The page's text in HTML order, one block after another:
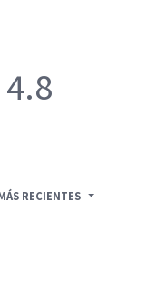
4.8
RECIENTES